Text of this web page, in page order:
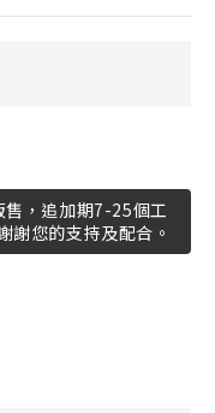
售，追加期7-25個工
謝您的支持及配合。